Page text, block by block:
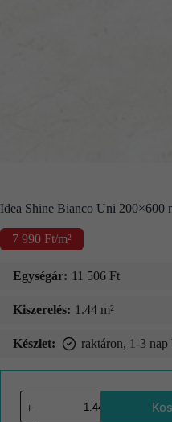
Idea Shine Bianco Uni 200×600
7 990 Ft/m²
Egységár: 11 506 Ft
Kiszerelés: 1.44 m²
Készlet: raktáron, 1-3 nap